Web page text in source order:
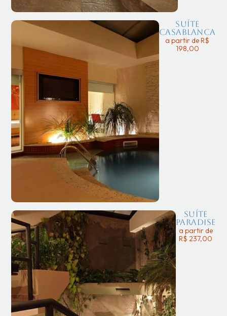
Suíte
Casablanca
a partir de R$
198,00
Suíte
Paradise
a partir de
R$ 237,00